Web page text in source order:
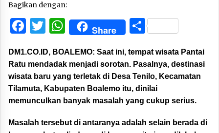
Bagikan dengan:
Facebook
Twitter
WhatsApp
Share Share
DM1.CO.ID, BOALEMO: Saat ini, tempat wisata Pantai
Ratu mendadak menjadi sorotan. Pasalnya, destinasi
wisata baru yang terletak di Desa Tenilo, Kecamatan
Tilamuta, Kabupaten Boalemo itu, dinilai
memunculkan banyak masalah yang cukup serius.
Masalah tersebut di antaranya adalah selain berada di